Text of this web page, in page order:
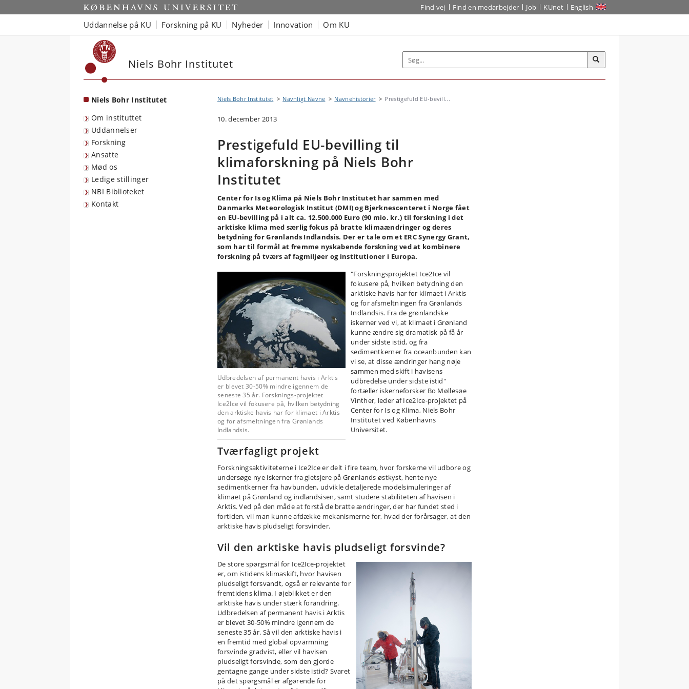
Start Find vej Find en medarbejder Job KUnet English
Uddannelse på KU Forskning på KU Nyheder Innovation Om KU
Niels Bohr Institutet
Niels Bohr Institutet
Om instituttet
Uddannelser
Forskning
Ansatte
Mød os
Ledige stillinger
NBI Biblioteket
Kontakt
Niels Bohr Institutet Navnligt Navne Navnehistorier Prestigefuld EU-bevill...
10. december 2013
Prestigefuld EU-bevilling til
klimaforskning på Niels Bohr
Institutet
Center for Is og Klima på Niels Bohr Institutet har sammen med
Danmarks Meteorologisk Institut (DMI) og Bjerknescenteret i Norge fået
en EU-bevilling på i alt ca. 12.500.000 Euro (90 mio. kr.) til forskning i det
arktiske klima med særlig fokus på bratte klimaændringer og deres
betydning for Grønlands Indlandsis. Der er tale om et ERC Synergy Grant,
som har til formål at fremme nyskabende forskning ved at kombinere
forskning på tværs af fagmiljøer og institutioner i Europa.
Udbredelsen af permanent havis i Arktis
er blevet 30-50% mindre igennem de
seneste 35 år. Forsknings-projektet
Ice2Ice vil fokusere på, hvilken betydning
den arktiske havis har for klimaet i Arktis
og for afsmeltningen fra Grønlands
Indlandsis.
"Forskningsprojektet Ice2Ice vil
fokusere på, hvilken betydning den
arktiske havis har for klimaet i Arktis
og for afsmeltningen fra Grønlands
Indlandsis. Fra de grønlandske
iskerner ved vi, at klimaet i Grønland
kunne ændre sig dramatisk på få år
under sidste istid, og fra
sedimentkerner fra oceanbunden kan
vi se, at disse ændringer hang nøje
sammen med skift i havisens
udbredelse under sidste istid"
fortæller iskerneforsker Bo Møllesøe
Vinther, leder af Ice2Ice-projektet på
Center for Is og Klima, Niels Bohr
Institutet ved Københavns
Universitet.
Tværfagligt projekt
Forskningsaktiviteterne i Ice2Ice er delt i fire team, hvor forskerne vil udbore og
undersøge nye iskerner fra gletsjere på Grønlands østkyst, hente nye
sedimentkerner fra havbunden, udvikle detaljerede modelsimuleringer af
klimaet på Grønland og indlandsisen, samt studere stabiliteten af havisen i
Arktis. Ved på den måde at forstå de bratte ændringer, der har fundet sted i
fortiden, vil man kunne afdække mekanismerne for, hvad der forårsager, at den
arktiske havis pludseligt forsvinder.
Vil den arktiske havis pludseligt forsvinde?
De store spørgsmål for Ice2Ice-projektet
er, om istidens klimaskift, hvor havisen
pludseligt forsvandt, også er relevante for
fremtidens klima. I øjeblikket er den
arktiske havis under stærk forandring.
Udbredelsen af permanent havis i Arktis
er blevet 30-50% mindre igennem de
seneste 35 år. Så vil den arktiske havis i
en fremtid med global opvarmning
forsvinde gradvist, eller vil havisen
pludseligt forsvinde, som den gjorde
gentagne gange under sidste istid? Svaret
på det spørgsmål er afgørende for